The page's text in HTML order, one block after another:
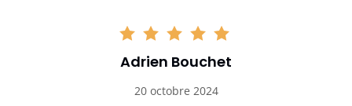
Adrien Bouchet
20 octobre 2024